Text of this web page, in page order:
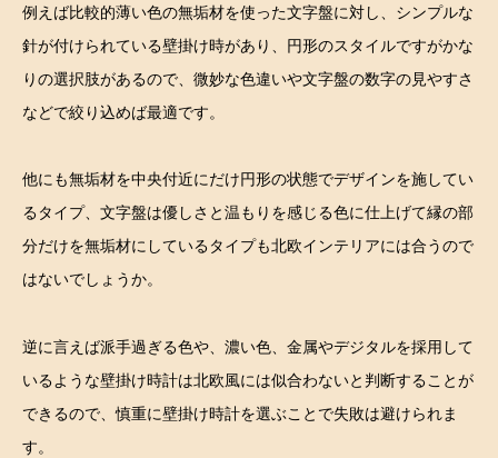
例えば比較的薄い色の無垢材を使った文字盤に対し、シンプルな
針が付けられている壁掛け時があり、円形のスタイルですがかな
りの選択肢があるので、微妙な色違いや文字盤の数字の見やすさ
などで絞り込めば最適です。
他にも無垢材を中央付近にだけ円形の状態でデザインを施してい
るタイプ、文字盤は優しさと温もりを感じる色に仕上げて縁の部
分だけを無垢材にしているタイプも北欧インテリアには合うので
はないでしょうか。
逆に言えば派手過ぎる色や、濃い色、金属やデジタルを採用して
いるような壁掛け時計は北欧風には似合わないと判断することが
できるので、慎重に壁掛け時計を選ぶことで失敗は避けられま
す。